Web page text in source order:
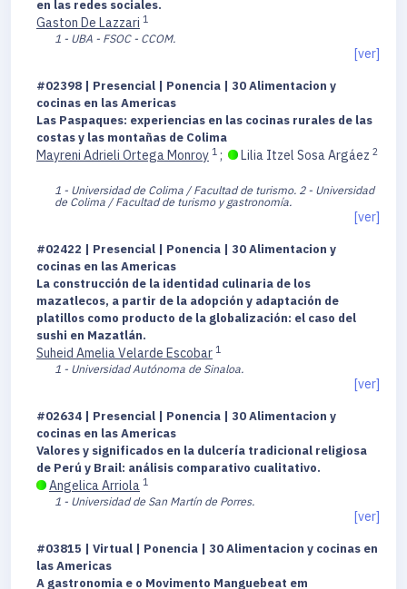
en las redes sociales.
Gaston De Lazzari 1
1 - UBA - FSOC - CCOM.
[ver]
#02398 | Presencial | Ponencia | 30 Alimentacion y
cocinas en las Americas
Las Paspaques: experiencias en las cocinas rurales de las
costas y las montañas de Colima
Mayreni Adrieli Ortega Monroy 1 ; Lilia Itzel Sosa Argáez 2
1 - Universidad de Colima / Facultad de turismo. 2 - Universidad
de Colima / Facultad de turismo y gastronomía.
[ver]
#02422 | Presencial | Ponencia | 30 Alimentacion y
cocinas en las Americas
La construcción de la identidad culinaria de los
mazatlecos, a partir de la adopción y adaptación de
platillos como producto de la globalización: el caso del
sushi en Mazatlán.
Suheid Amelia Velarde Escobar 1
1 - Universidad Autónoma de Sinaloa.
[ver]
#02634 | Presencial | Ponencia | 30 Alimentacion y
cocinas en las Americas
Valores y significados en la dulcería tradicional religiosa
de Perú y Brail: análisis comparativo cualitativo.
Angelica Arriola 1
1 - Universidad de San Martín de Porres.
[ver]
#03815 | Virtual | Ponencia | 30 Alimentacion y cocinas en
las Americas
A gastronomia e o Movimento Manguebeat em